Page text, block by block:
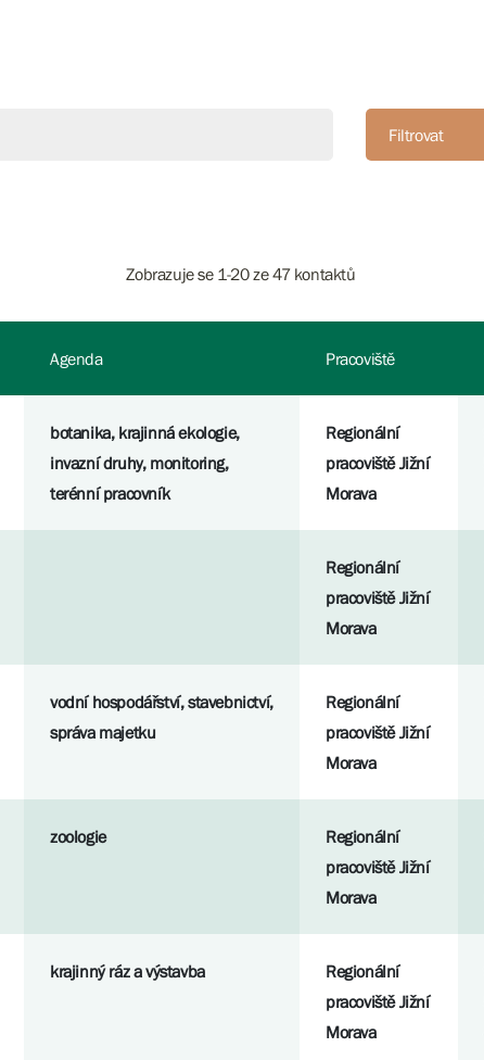
Filtrovat
Zobrazuje se 1-20 ze 47 kontaktů
Agenda Pracoviště
botanika, krajinná ekologie,
invazní druhy, monitoring,
terénní pracovník
Regionální
pracoviště Jižní
Morava
Regionální
pracoviště Jižní
Morava
vodní hospodářství, stavebnictví,
správa majetku
Regionální
pracoviště Jižní
Morava
zoologie
Regionální
pracoviště Jižní
Morava
krajinný ráz a výstavba
Regionální
pracoviště Jižní
Morava